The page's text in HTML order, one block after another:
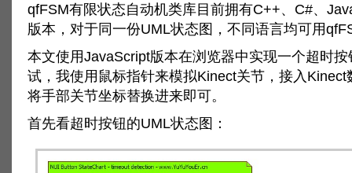
qfFSM有限状态自动机类库目前拥有C++、C#、
版本，对于同一份UML状态图，不同语言均可用
本文使用JavaScript版本在浏览器中实现一个超时
试，我使用鼠标指针来模拟Kinect关节，接入Kinect
将手部关节坐标替换进来即可。
首先看超时按钮的UML状态图：